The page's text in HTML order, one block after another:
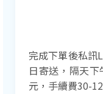
完成下單後私訊
日寄送，隔天
元，手續費30-